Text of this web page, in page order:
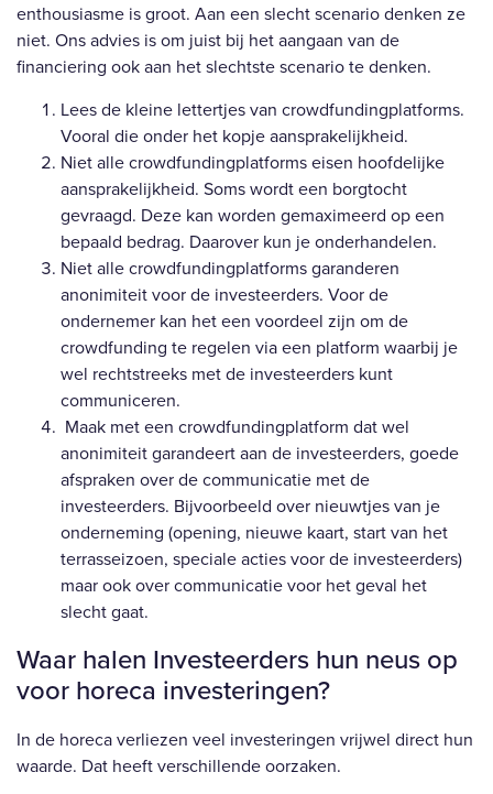
enthousiasme is groot. Aan een slecht scenario denken ze
niet. Ons advies is om juist bij het aangaan van de
financiering ook aan het slechtste scenario te denken.
Lees de kleine lettertjes van crowdfundingplatforms.
Vooral die onder het kopje aansprakelijkheid.
Niet alle crowdfundingplatforms eisen hoofdelijke
aansprakelijkheid. Soms wordt een borgtocht
gevraagd. Deze kan worden gemaximeerd op een
bepaald bedrag. Daarover kun je onderhandelen.
Niet alle crowdfundingplatforms garanderen
anonimiteit voor de investeerders. Voor de
ondernemer kan het een voordeel zijn om de
crowdfunding te regelen via een platform waarbij je
wel rechtstreeks met de investeerders kunt
communiceren.
Maak met een crowdfundingplatform dat wel
anonimiteit garandeert aan de investeerders, goede
afspraken over de communicatie met de
investeerders. Bijvoorbeeld over nieuwtjes van je
onderneming (opening, nieuwe kaart, start van het
terrasseizoen, speciale acties voor de investeerders)
maar ook over communicatie voor het geval het
slecht gaat.
Waar halen Investeerders hun neus op
voor horeca investeringen?
In de horeca verliezen veel investeringen vrijwel direct hun
waarde. Dat heeft verschillende oorzaken.